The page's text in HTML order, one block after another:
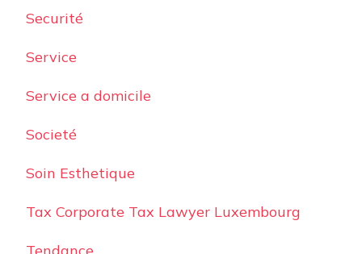
Securité
Service
Service a domicile
Societé
Soin Esthetique
Tax Corporate Tax Lawyer Luxembourg